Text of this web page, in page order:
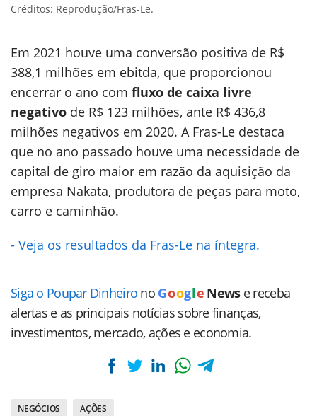
Créditos: Reprodução/Fras-Le.
Em 2021 houve uma conversão positiva de R$
388,1 milhões em ebitda, que proporcionou
encerrar o ano com fluxo de caixa livre
negativo de R$ 123 milhões, ante R$ 436,8
milhões negativos em 2020. A Fras-Le destaca
que no ano passado houve uma necessidade de
capital de giro maior em razão da aquisição da
empresa Nakata, produtora de peças para moto,
carro e caminhão.
- Veja os resultados da Fras-Le na íntegra.
Siga o Poupar Dinheiro no Goog le News e receba
alertas e as principais notícias sobre finanças,
investimentos, mercado, ações e economia.
NEGÓCIOS AÇÕES